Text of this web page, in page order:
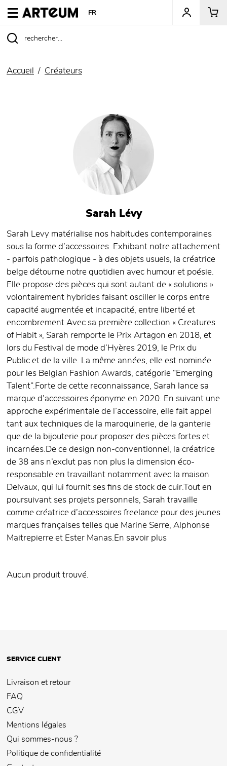
ARTEUM, la référence des boutiques de musées
FR
Accueil Créateurs
Sarah Lévy
Sarah Levy matérialise nos habitudes contemporaines
sous la forme d’accessoires. Exhibant notre attachement
- parfois pathologique - à des objets usuels, la créatrice
belge détourne notre quotidien avec humour et poésie.
Elle propose des pièces qui sont autant de « solutions »
volontairement hybrides faisant osciller le corps entre
capacité augmentée et incapacité, entre liberté et
encombrement.​ Avec sa première collection « Creatures
of Habit », Sarah remporte le Prix Artagon en 2018, et
lors du Festival de mode d’Hyères 2019, le Prix du
Public et de la ville. La même années, elle est nominée
pour les Belgian Fashion Awards, catégorie “Emerging
Talent”.​ Forte de cette reconnaissance, Sarah lance sa
marque d’accessoires éponyme en 2020. En suivant une
approche expérimentale de l’accessoire, elle fait appel
tant aux techniques de la maroquinerie, de la ganterie
que de la bijouterie pour proposer des pièces fortes et
incarnées.​ De ce design non-conventionnel, la créatrice
de 38 ans n’exclut pas non plus la dimension éco-
responsable en travaillant notamment avec la maison
Delvaux, qui lui fournit ses fins de stock de cuir.​ Tout en
poursuivant ses projets personnels, Sarah travaille
comme créatrice d’accessoires freelance pour des jeunes
marques françaises telles que Marine Serre, Alphonse
Maitrepierre et Ester Manas.​En savoir plus
Aucun produit trouvé.
SERVICE CLIENT
Livraison et retour
FAQ
CGV
Mentions légales
Qui sommes-nous ?
Politique de confidentialité